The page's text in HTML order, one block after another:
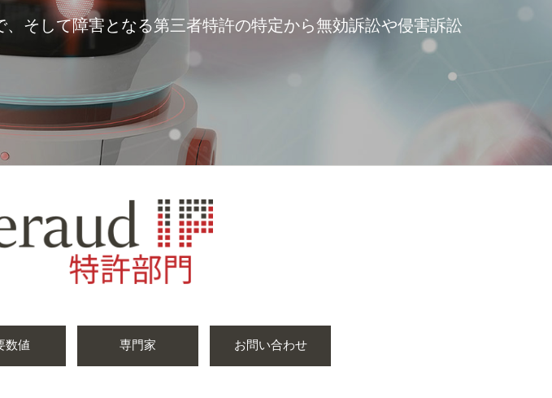
そして障害となる第三者特許の特定から無効訴訟や侵害訴訟
数値 専門家 お問い合わせ